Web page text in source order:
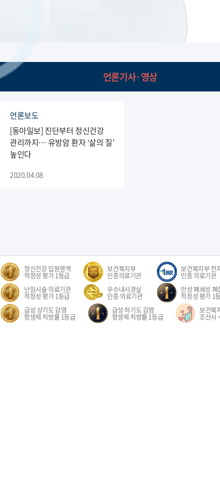
언론기사·영상
언론보도
[동아일보] 진단부터 정신건강
관리까지… 유방암 환자 ‘삶의 질’
높인다
2020.04.08
정신건강 입원영역
적정성 평가 1등급
보건복지부
인증의료기관
보건복지부 전
인증 의료기관
난임시술 의료기관
적정성 평가 1등급
우수내시경실
인증 의료기관
만성 폐쇄성
적정성 평가 1
급성 상기도 감염
항생제 처방률 1등급
급성 하기도 감염
항생제 처방률 1등급
보건복
조산사